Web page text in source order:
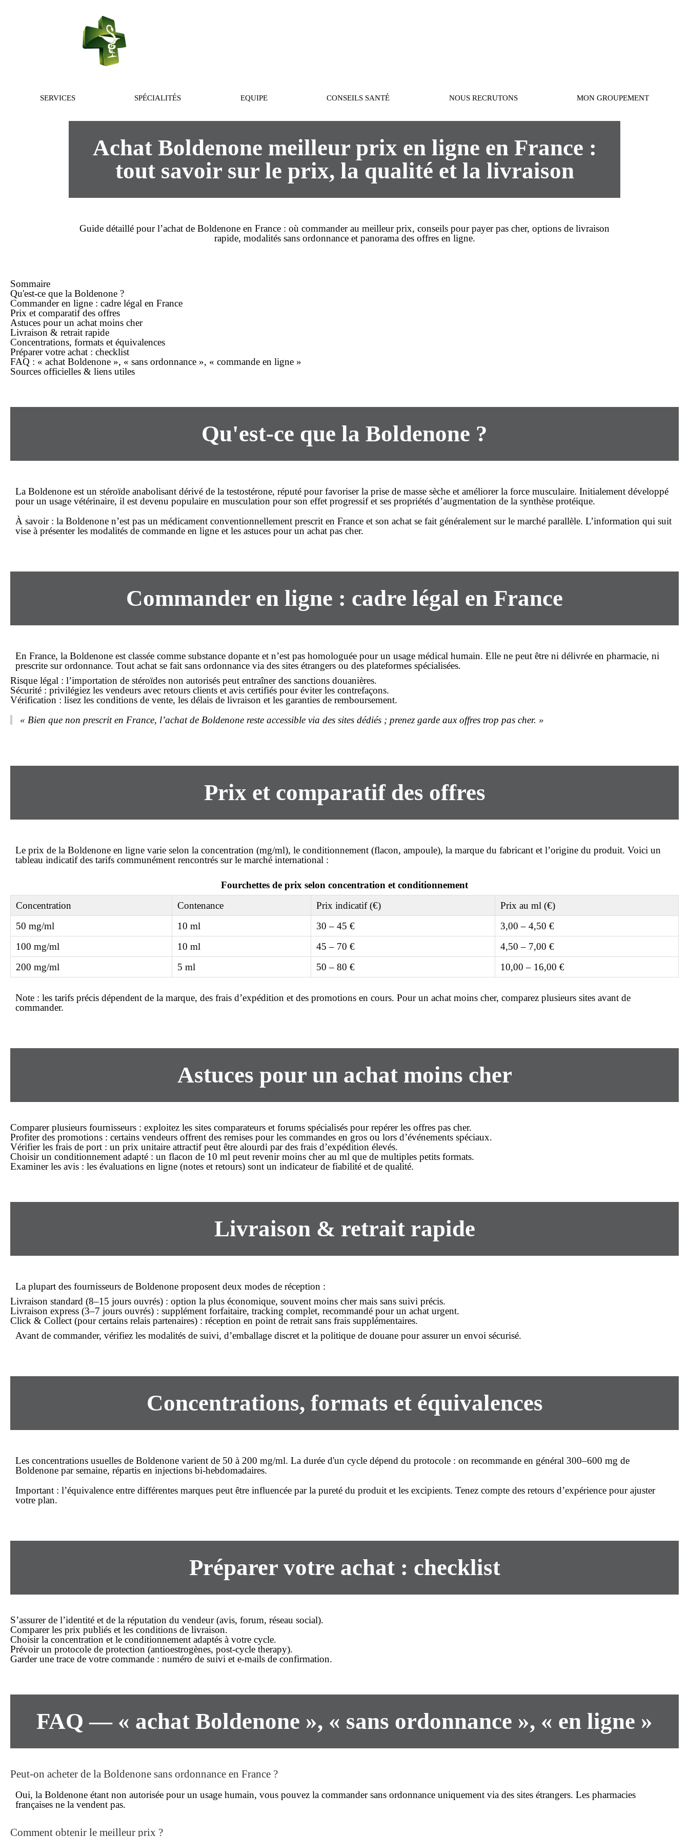
SERVICES SPÉCIALITÉS EQUIPE CONSEILS SANTÉ NOUS RECRUTONS MON GROUPEMENT
Achat Boldenone meilleur prix en ligne en France :
tout savoir sur le prix, la qualité et la livraison
Guide détaillé pour l’achat de Boldenone en France : où commanderau meilleur prix, conseils pour payerpas cher, options de livraison
rapide, modalités sans ordonnanceet panorama des offres en ligne.
Sommaire
Qu'est-ce que la Boldenone ?
Commander en ligne : cadre légal en France
Prix et comparatif des offres
Astuces pour un achat moins cher
Livraison & retrait rapide
Concentrations, formats et équivalences
Préparer votre achat : checklist
FAQ : « achat Boldenone », « sans ordonnance », « commande en ligne »
Sources officielles & liens utiles
Qu'est-ce que la Boldenone ?
La Boldenone est un stéroïde anabolisant dérivé de la testostérone, réputé pour favoriser la prise de masse sèche et améliorer la force musculaire. Initialement développé
pour un usage vétérinaire, il est devenu populaire en musculation pour son effet progressif et ses propriétés d’augmentation de la synthèse protéique.
À savoir : la Boldenone n’est pas un médicament conventionnellement prescrit en France et son achat se fait généralement sur le marché parallèle. L’information qui suit
vise à présenter les modalités de commande en ligne et les astuces pour un achat pas cher.
Commander en ligne : cadre légal en France
En France, la Boldenone est classée comme substance dopante et n’est pas homologuée pour un usage médical humain. Elle ne peut être ni délivrée en pharmacie, ni
prescrite sur ordonnance. Tout achat se fait sans ordonnance via des sites étrangers ou des plateformes spécialisées.
Risque légal : l’importation de stéroïdes non autorisés peut entraîner des sanctions douanières.
Sécurité : privilégiez les vendeurs avec retours clients et avis certifiés pour éviter les contrefaçons.
Vérification : lisez les conditions de vente, les délais de livraison et les garanties de remboursement.
« Bien que non prescrit en France, l’achat de Boldenone reste accessible via des sites dédiés ; prenez garde aux offres trop pas cher. »
Prix et comparatif des offres
Le prix de la Boldenone en ligne varie selon la concentration (mg/ml), le conditionnement (flacon, ampoule), la marque du fabricant et l’origine du produit. Voici un
tableau indicatif des tarifs communément rencontrés sur le marché international :
Fourchettes de prix selon concentration et conditionnement
Concentration
Contenance Prix indicatif (€)
Prix au ml (€)
50 mg/ml
10 ml 30 – 45 €
3,00 – 4,50 €
100 mg/ml
10 ml 45 – 70 €
4,50 – 7,00 €
200 mg/ml
5 ml 50 – 80 € 10,00 – 16,00 €
Note : les tarifs précis dépendent de la marque, des frais d’expédition et des promotions en cours. Pour un achat moins cher, comparez plusieurs sites avant de
commander.
Astuces pour un achat moins cher
Comparer plusieurs fournisseurs : exploitez les sites comparateurs et forums spécialisés pour repérer les offres pas cher.
Profiter des promotions : certains vendeurs offrent des remises pour les commandes en gros ou lors d’événements spéciaux.
Vérifier les frais de port : un prix unitaire attractif peut être alourdi par des frais d’expédition élevés.
Choisir un conditionnement adapté : un flacon de 10 ml peut revenir moins cher au ml que de multiples petits formats.
Examiner les avis : les évaluations en ligne (notes et retours) sont un indicateur de fiabilité et de qualité.
Livraison & retrait rapide
La plupart des fournisseurs de Boldenone proposent deux modes de réception :
Livraison standard (8–15 jours ouvrés) : option la plus économique, souvent moins chermais sans suivi précis.
Livraison express (3–7 jours ouvrés) : supplément forfaitaire, tracking complet, recommandé pour un achat urgent.
Click & Collect (pour certains relais partenaires) : réception en point de retrait sans frais supplémentaires.
Avant de commander, vérifiez les modalités de suivi, d’emballage discret et la politique de douane pour assurer un envoi sécurisé.
Concentrations, formats et équivalences
Les concentrations usuelles de Boldenone varient de 50 à 200 mg/ml. La durée d'un cycle dépend du protocole : on recommande en général 300–600 mg de
Boldenone par semaine, répartis en injections bi-hebdomadaires.
Important : l’équivalence entre différentes marques peut être influencée par la pureté du produit et les excipients. Tenez compte des retours d’expérience pour ajuster
votre plan.
Préparer votre achat : checklist
S’assurer de l’identité et de la réputation du vendeur (avis, forum, réseau social).
Comparer les prix publiés et les conditions de livraison.
Choisir la concentration et le conditionnement adaptés à votre cycle.
Prévoir un protocole de protection (antioestrogènes, post-cycle therapy).
Garder une trace de votre commande : numéro de suivi et e-mails de confirmation.
FAQ — « achat Boldenone », « sans ordonnance », « en ligne »
Peut-on acheter de la Boldenone sans ordonnance en France ?
Oui, la Boldenone étant non autorisée pour un usage humain, vous pouvez la commander sans ordonnance uniquement via des sites étrangers. Les pharmacies
françaises ne la vendent pas.
Comment obtenir le meilleur prix ?